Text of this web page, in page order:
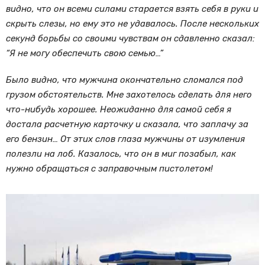
видно, что он всеми силами старается взять себя в руки и
скрыть слезы, но ему это не удавалось. После нескольких
секунд борьбы со своими чувствам он сдавленно сказал:
“Я не могу обеспечить свою семью…”
Было видно, что мужчина окончательно сломался под
грузом обстоятельств. Мне захотелось сделать для него
что-нибудь хорошее. Неожиданно для самой себя я
достала расчетную карточку и сказала, что заплачу за
его бензин… От этих слов глаза мужчины от изумления
полезли на лоб. Казалось, что он в миг позабыл, как
нужно обращаться с заправочным пистолетом!